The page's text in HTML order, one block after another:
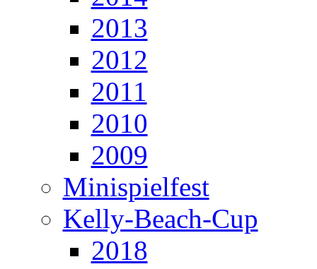
2013
2012
2011
2010
2009
Minispielfest
Kelly-Beach-Cup
2018